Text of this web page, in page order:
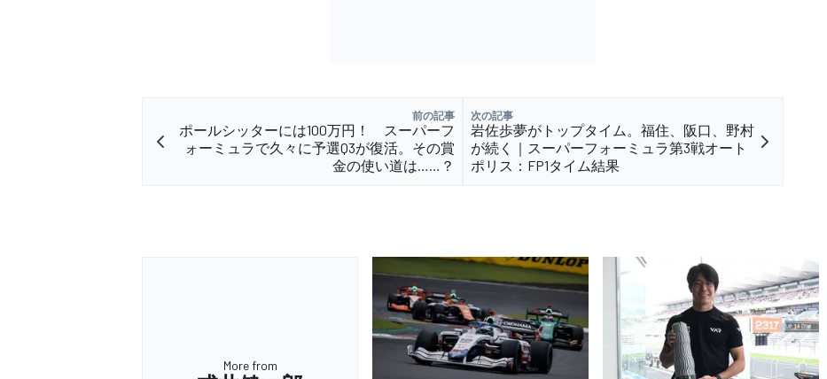
前の記事
ポールシッターには100万円！ スーパーフ
ォーミュラで久々に予選Q3が復活。その賞
金の使い道は……？
次の記事
岩佐歩夢がトップタイム。福住、阪口、野村
が続く｜スーパーフォーミュラ第3戦オート
ポリス：FP1タイム結果
More from